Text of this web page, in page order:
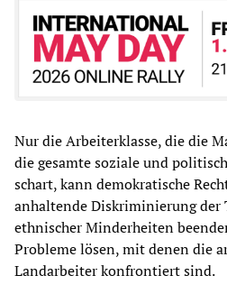
Nur die Arbeiterklasse, die die
die gesamte soziale und
schart, kann demokratische
anhaltende Diskriminierung der
ethnischer Minderheiten
Probleme lösen, mit denen die
Landarbeiter konfrontiert sind.